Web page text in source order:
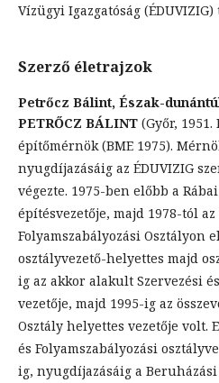
Vízügyi Igazgatóság
Szerző életrajzok
Petrőcz Bálint, Észak-
PETRŐCZ BÁLINT (Győr,
építőmérnök (BME 1975).
nyugdíjazásáig az ÉDUVIZIG
végezte. 1975-ben előbb a
építésvezetője, majd 1978-tól
Folyamszabályozási Osztályon
osztályvezető-helyettes majd
ig az akkor alakult Szervezési
vezetője, majd 1995-ig az
Osztály helyettes vezetője volt.
és Folyamszabályozási
ig, nyugdíjazásáig a